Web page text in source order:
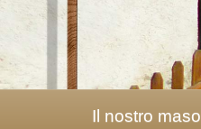
Il nostro maso